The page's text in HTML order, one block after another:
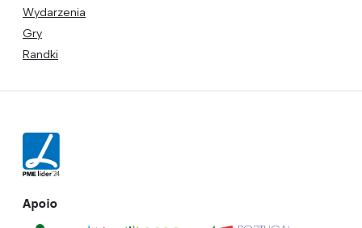
Wydarzenia
Gry
Randki
Apoio